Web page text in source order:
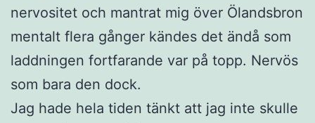
nervositet och mantrat mig över Ölandsbron
mentalt flera gånger kändes det ändå som
laddningen fortfarande var på topp. Nervös
som bara den dock.
Jag hade hela tiden tänkt att jag inte skulle